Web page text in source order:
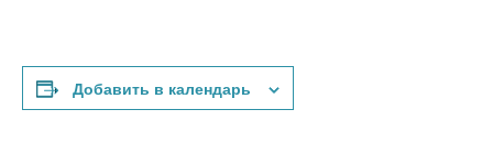
Добавить в календарь